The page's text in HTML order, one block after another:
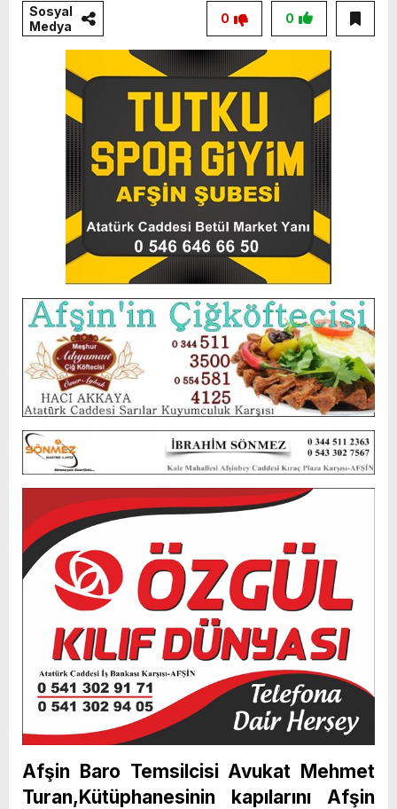
Sosyal
Medya
0
0
Afşin Baro Temsilcisi Avukat Mehmet
Turan,Kütüphanesinin kapılarını Afşin